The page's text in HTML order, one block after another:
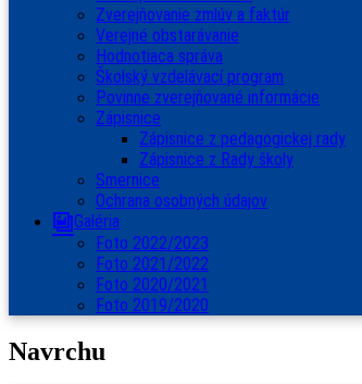
Zverejňovanie zmlúv a faktúr
Verejné obstarávanie
Hodnotiaca správa
Školský vzdelávací program
Povinne zverejňované informácie
Zápisnice
Zápisnice z pedagogickej rady
Zápisnice z Rady školy
Smernice
Ochrana osobných údajov
Galéria
Foto 2022/2023
Foto 2021/2022
Foto 2020/2021
Foto 2019/2020
Navrchu